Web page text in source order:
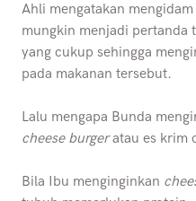
Ahli mengatakan
mungkin menjadi
yang cukup sehingga
pada makanan tersebut.
Lalu mengapa Bunda
cheese burgeratau es krim
Bila Ibu menginginkan